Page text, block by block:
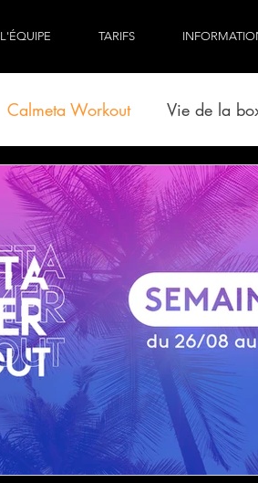
L'ÉQUIPE TARIFS
Calmeta Workout Vie de la